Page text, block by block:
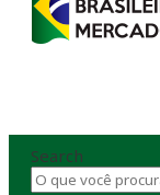
Search